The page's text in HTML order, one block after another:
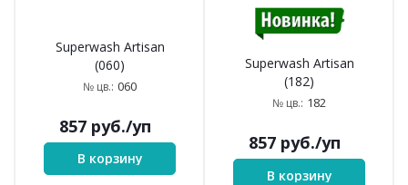
Superwash Artisan
(060)
№ цв.: 060
857 руб./уп
В корзину
Superwash Artisan
(182)
№ цв.: 182
857 руб./уп
В корзину